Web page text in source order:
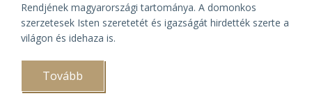
Rendjének magyarországi tartománya. A domonkos
szerzetesek Isten szeretetét és igazságát hirdették szerte a
világon és idehaza is.
Tovább